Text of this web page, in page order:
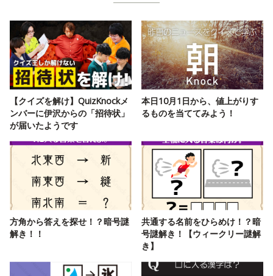
【クイズを解け】QuizKnockメ
ンバーに伊沢からの「招待状」
が届いたようです
本日10月1日から、値上がりす
るものを当ててみよう！
方角から答えを探せ！？暗号謎
解き！！
共通する名前をひらめけ！？暗
号謎解き！【ウィークリー謎解
き】